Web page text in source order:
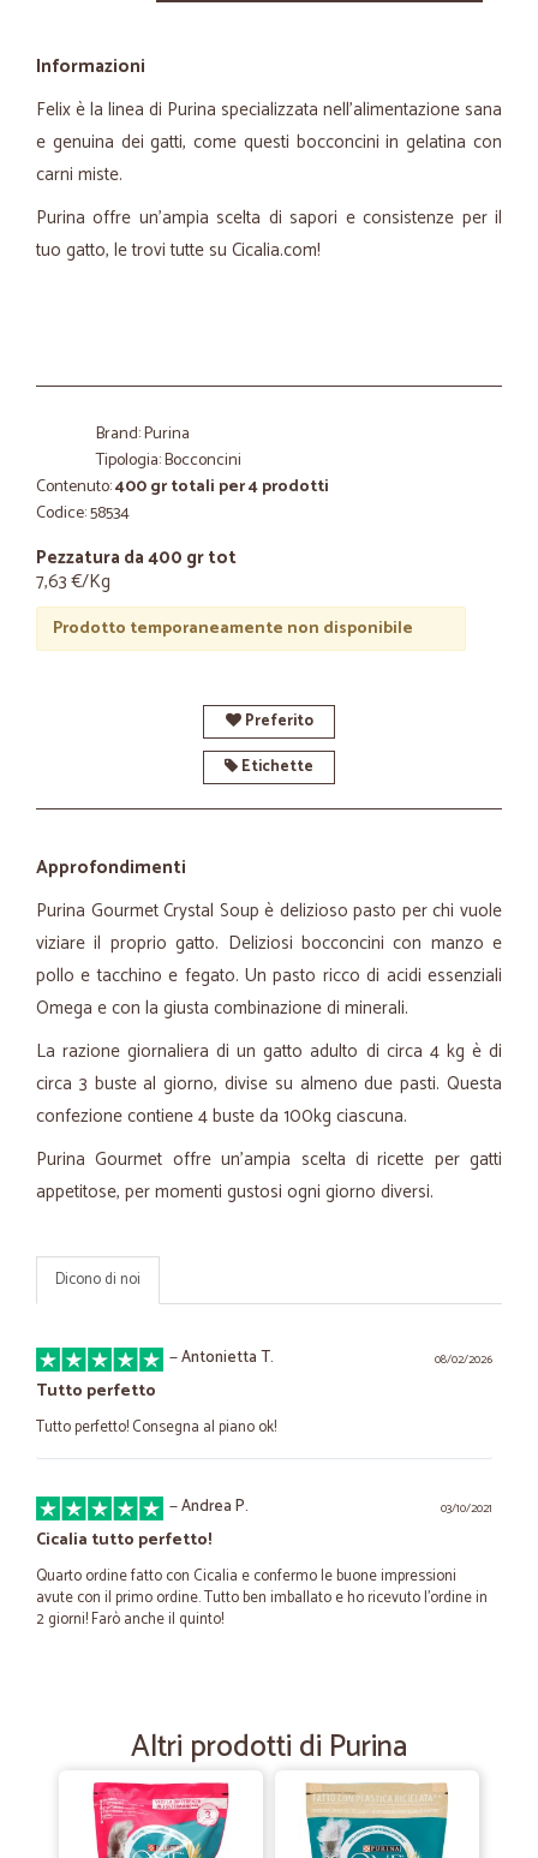
Informazioni
Felix è la linea di Purina specializzata nell'alimentazione sana
e genuina dei gatti, come questi bocconcini in gelatina con
carni miste.
Purina offre un'ampia scelta di sapori e consistenze per il
tuo gatto, le trovi tutte su Cicalia.com!
Brand: Purina
Tipologia: Bocconcini
Contenuto:400 gr totali per 4 prodotti
Codice: 58534
Pezzatura da 400 gr tot
7,63 €/Kg
Prodotto temporaneamente non disponibile
Preferito
Etichette
Approfondimenti
Purina Gourmet Crystal Soup è delizioso pasto per chi vuole
viziare il proprio gatto. Deliziosi bocconcini con manzo e
pollo e tacchino e fegato. Un pasto ricco di acidi essenziali
Omega e con la giusta combinazione di minerali.
La razione giornaliera di un gatto adulto di circa 4 kg è di
circa 3 buste al giorno, divise su almeno due pasti. Questa
confezione contiene 4 buste da 100kg ciascuna.
Purina Gourmet offre un’ampia scelta di ricette per gatti
appetitose, per momenti gustosi ogni giorno diversi.
Dicono di noi
08/02/2026
—Antonietta T.
Tutto perfetto
Tutto perfetto! Consegna al piano ok!
03/10/2021
—Andrea P.
Cicalia tutto perfetto!
Quarto ordine fatto con Cicalia e confermo le buone impressioni
avute con il primo ordine. Tutto ben imballato e ho ricevuto l'ordine in
2 giorni! Farò anche il quinto!
Molto comodo per evitare di prendere…
Molto comodo per evitare di prendere l’auto, ma il tempo di consegna
è lungo nella mia regione, quasi una settimana!È molto pratico
perché ci sono un sacco di prodotti freschi. Ma è un peccato che non
c’è carne elevata a terra e senza antibiotici.
Altri prodotti di Purina